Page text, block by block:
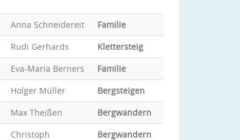
Anna Schneidereit
Familie
Rudi Gerhards
Klettersteig
Eva-Maria Berners
Familie
Holger Müller
Bergsteigen
Max Theißen
Bergwandern
Christoph
Bergwandern